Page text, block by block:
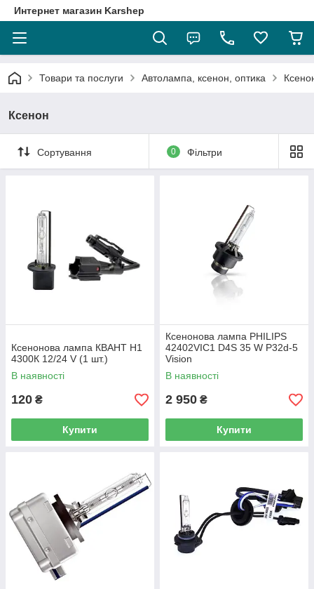
Интернет магазин Karshep
Товари та послуги Автолампа, ксенон, оптика
Ксенон
Сортування 0 Фільтри
Ксенонова лампа КВАНТ H1
4300К 12/24 V (1 шт.)
В наявності
120 ₴
Купити
Ксенонова лампа PHILIPS
42402VIC1 D4S 35 W P32d-5
Vision
В наявності
2 950 ₴
Купити